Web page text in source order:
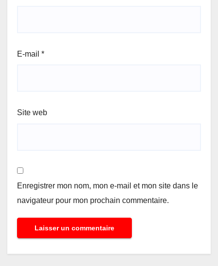
E-mail *
Site web
Enregistrer mon nom, mon e-mail et mon site dans le
navigateur pour mon prochain commentaire.